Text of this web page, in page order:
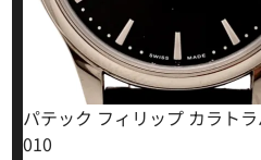
パテック フィリップ カラト
010